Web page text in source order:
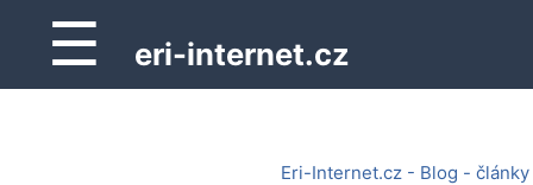
☰ eri-internet.cz
Eri-Internet.cz - Blog - články